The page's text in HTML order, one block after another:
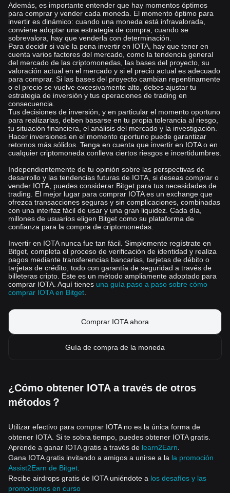
Recuerda que, si aún no tienes cuenta, puedes registrarte ahora
en Bitget y aprovecharte de todas nuestras promociones para
nuevos usuarios, nuevos warriors Bitgetters.Simplemente pincha
en este link y accede a nuestras ventajas como usuario premium
de pleno derecho.
Sigue a Bitget Academy para obtener más detalles:
Twitter|Telegram|LinkedIn|Facebook|Instagram
Descargo de responsabilidad:
La información proporcionada no es asesoramiento financiero,
sino que tiene fines educativos y de entretenimiento. Haz tu
debida diligencia o consulta a un asesor financiero antes de
invertir en cualquier activo digital.
Además, es importante entender que hay momentos óptimos
para comprar y vender cada moneda. El momento óptimo para
invertir es dinámico: cuando una moneda está infravalorada,
conviene adoptar una estrategia de compra; cuando se
sobrevalora, hay que venderla con determinación.
Para decidir si vale la pena invertir en IOTA, hay que tener en
cuenta varios factores del mercado, como la tendencia general
del mercado de las criptomonedas, las bases del proyecto, su
valoración actual en el mercado y si el precio actual es adecuado
para comprar. Si las bases del proyecto cambian repentinamente
o el precio se vuelve excesivamente alto, debes ajustar tu
estrategia de inversión y tus operaciones de trading en
consecuencia.
Tus decisiones de inversión, y en particular el momento oportuno
para realizarlas, deben basarse en tu propia tolerancia al riesgo,
tu situación financiera, el análisis del mercado y la investigación.
Hacer inversiones en el momento oportuno puede garantizar
retornos más sólidos. Tenga en cuenta que invertir en IOTA o en
cualquier criptomoneda conlleva ciertos riesgos e incertidumbres.
Independientemente de tu opinión sobre las perspectivas de
desarrollo y las tendencias futuras de IOTA, si deseas comprar o
vender IOTA, puedes considerar Bitget para tus necesidades de
trading. El mejor lugar para comprar IOTA es un exchange que
ofrezca transacciones seguras y sin complicaciones, combinadas
con una interfaz fácil de usar y una gran liquidez. Cada día,
millones de usuarios eligen Bitget como su plataforma de
confianza para la compra de criptomonedas.
Invertir en IOTA nunca fue tan fácil. Simplemente regístrate en
Bitget, completa el proceso de verificación de identidad y realiza
pagos mediante transferencias bancarias, tarjetas de débito o
tarjetas de crédito, todo con garantía de seguridad a través de
billeteras cripto. Este es un método ampliamente adoptado para
comprar IOTA. Aquí tienes una guía paso a paso sobre cómo
comprar IOTA en Bitget
Comprar IOTA ahora
Guía de compra de la moneda
¿Cómo obtener IOTA a través de otros
métodos？
Utilizar efectivo para comprar IOTA no es la única forma de
obtener IOTA. Si te sobra tiempo, puedes obtener IOTA gratis.
Aprende a ganar IOTA gratis a través de learn2Earn
Gana IOTA gratis invitando a amigos a unirse a la la promoción
Assist2Earn de Bitget
Recibe airdrops gratis de IOTA uniéndote a los desafíos y las
promociones en curso